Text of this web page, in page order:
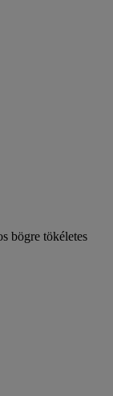
bögre tökéletes